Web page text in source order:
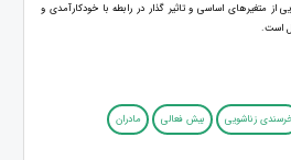
متغیرهای اساسی و تاثیر گذار در رابطه با خودکارآمدی و
است.
زناشویی بیش فعالی مادران